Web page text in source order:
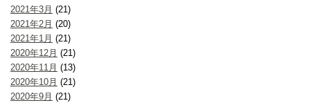
2021年3月 (21)
2021年2月 (20)
2021年1月 (21)
2020年12月 (21)
2020年11月 (13)
2020年10月 (21)
2020年9月 (21)